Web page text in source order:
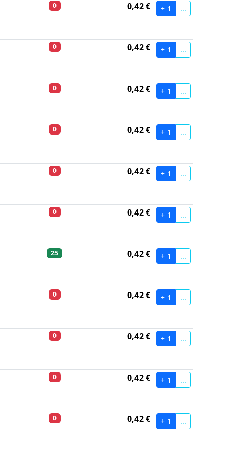
0 0,42 € + 1 ...
0 0,42 € + 1 ...
0 0,42 € + 1 ...
0 0,42 € + 1 ...
0 0,42 € + 1 ...
0 0,42 € + 1 ...
25 0,42 € + 1 ...
0 0,42 € + 1 ...
0 0,42 € + 1 ...
0 0,42 € + 1 ...
0 0,42 € + 1 ...